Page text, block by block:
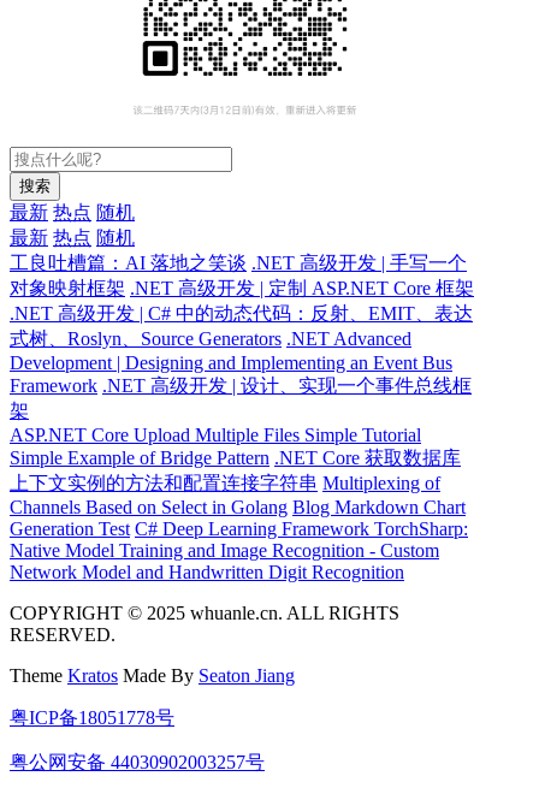
搜索
最新 热点 随机
最新 热点 随机
工良吐槽篇：AI 落地之笑谈 .NET 高级开发 | 手写一个
对象映射框架 .NET 高级开发 | 定制 ASP.NET Core 框架
.NET 高级开发 | C# 中的动态代码：反射、EMIT、表达
式树、Roslyn、Source Generators .NET Advanced
Development | Designing and Implementing an Event Bus
Framework .NET 高级开发 | 设计、实现一个事件总线框
架
ASP.NET Core Upload Multiple Files Simple Tutorial
Simple Example of Bridge Pattern .NET Core 获取数据库
上下文实例的方法和配置连接字符串 Multiplexing of
Channels Based on Select in Golang Blog Markdown Chart
Generation Test C# Deep Learning Framework TorchSharp:
Native Model Training and Image Recognition - Custom
Network Model and Handwritten Digit Recognition
COPYRIGHT © 2025 whuanle.cn. ALL RIGHTS
RESERVED.
Theme Kratos Made By Seaton Jiang
粤ICP备18051778号
粤公网安备 44030902003257号